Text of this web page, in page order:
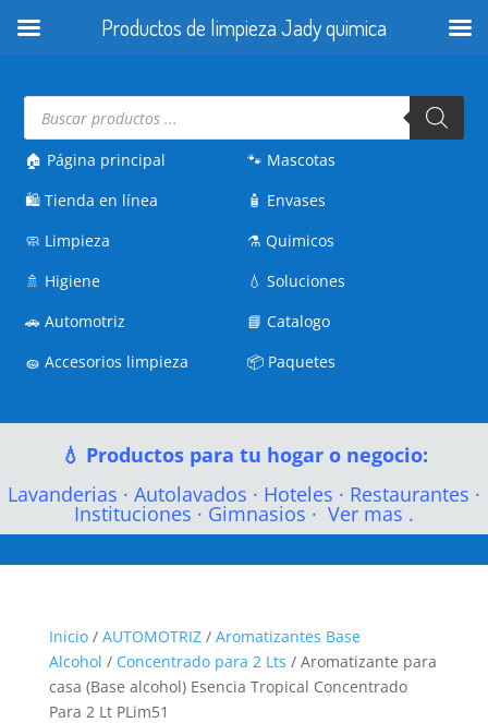
Búsqueda
productos
🏠 Página principal
🛍️Tienda en línea
🧼 Limpieza
🚿 Higiene
🚗Automotriz
🧽Accesorios limpieza
🐾 Mascotas
🧴 Envases
⚗️Quimicos
💧Soluciones
📘Catalogo
📦 Paquetes
💧 Productos para tu hogar o negocio:
Lavanderias · Autolavados · Hoteles · Restaurantes ·
Instituciones · Gimnasios · Ver mas .
Inicio/ AUTOMOTRIZ/ Aromatizantes Base
Alcohol / Concentrado para 2 Lts / Aromatizante para
casa (Base alcohol) Esencia Tropical Concentrado
Para 2 Lt PLim51
Productos de limpieza Jady quimica